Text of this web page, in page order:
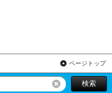
ページトップ
リセット検索